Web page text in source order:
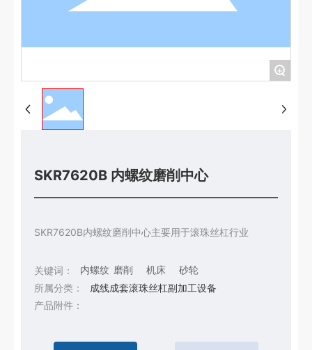
+
SKR7620B 内螺纹磨削中心
SKR7620B内螺纹磨削中心主要用于滚珠丝杠行业
关键词： 内螺纹 磨削 机床
砂轮
所属分类：
成线成套滚珠丝杠副加工设备
产品附件：